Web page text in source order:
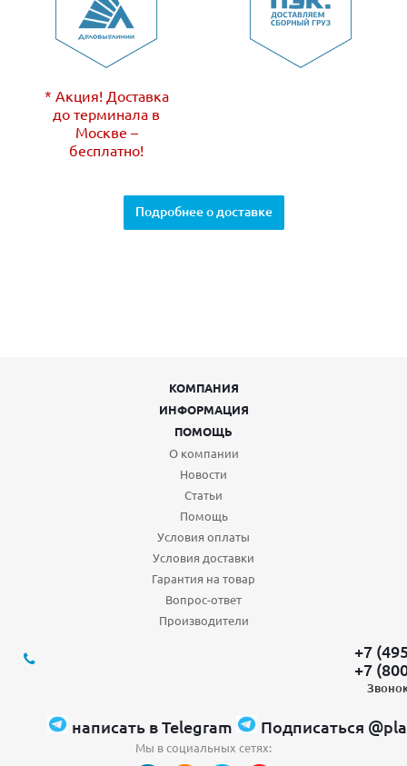
* Акция! Доставка
до терминала в
Москве –
бесплатно!
Подробнее о доставке
КОМПАНИЯ
ИНФОРМАЦИЯ
ПОМОЩЬ
О компании
Новости
Статьи
Помощь
Условия оплаты
Условия доставки
Гарантия на товар
Вопрос-ответ
Производители
+7
+7
написать в Telegram Подписаться
Мы в социальных сетях: